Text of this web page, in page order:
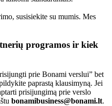
susisiekite su mumis. Mes
programos ir kiek
prie Bonami verslui” bet
paprastą klausimyną. Jei
prisijungimą prie verslo
bonamibusiness@bonami.lt.